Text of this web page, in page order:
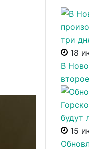
18
В
15